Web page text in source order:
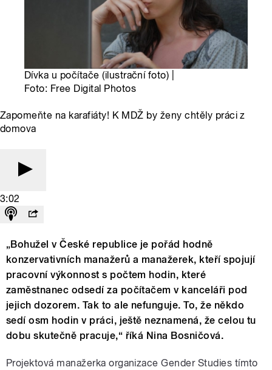
Dívka u počítače (ilustrační foto) |
Foto: Free Digital Photos
Zapomeňte na karafiáty! K MDŽ by ženy chtěly práci z
domova
3:02
„Bohužel v České republice je pořád hodně
konzervativních manažerů a manažerek, kteří spojují
pracovní výkonnost s počtem hodin, které
zaměstnanec odsedí za počítačem v kanceláři pod
jejich dozorem. Tak to ale nefunguje. To, že někdo
sedí osm hodin v práci, ještě neznamená, že celou tu
dobu skutečně pracuje,“ říká Nina Bosničová.
Projektová manažerka organizace Gender Studies tímto